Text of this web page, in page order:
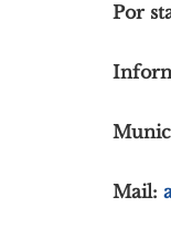
Por
Mail: